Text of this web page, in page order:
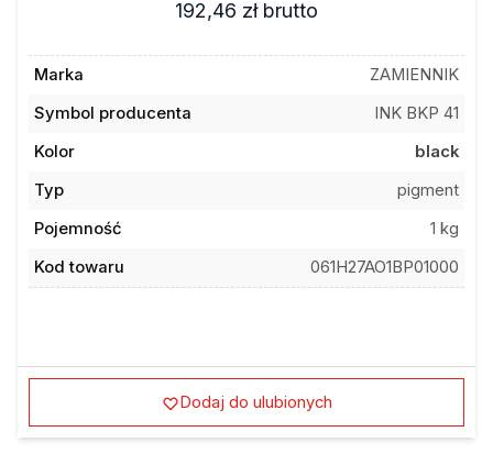
192,46 zł brutto
Marka
ZAMIENNIK
Symbol producenta
INK BKP 41
Kolor
black
Typ
pigment
Pojemność
1 kg
Kod towaru
061H27AO1BP01000
Dodaj do ulubionych